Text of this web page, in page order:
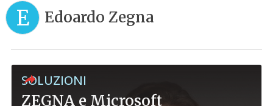
E Edoardo Zegna
SOLUZIONI
ZEGNA e Microsoft